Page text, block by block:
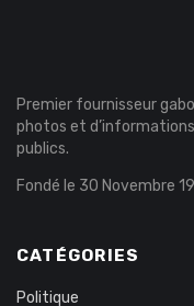
Premier fournisseur
photos et
publics.
Fondé le 30 Novembre
CATÉGORIES
Politique